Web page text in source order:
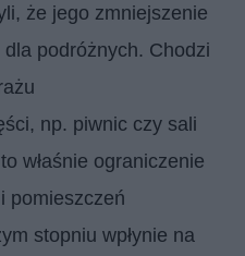
że jego zmniejszenie
dla podróżnych. Chodzi
np. piwnic czy sali
właśnie ograniczenie
pomieszczeń
stopniu wpłynie na